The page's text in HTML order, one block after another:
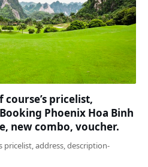
pricelist,
Phoenix Hoa Binh
new combo, voucher.
pricelist, address, description-